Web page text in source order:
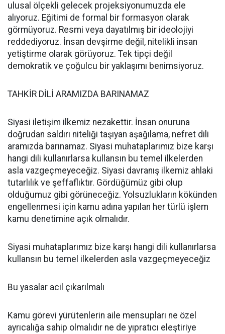
ulusal ölçekli gelecek projeksiyonumuzda ele
alıyoruz. Eğitimi de formal bir formasyon olarak
görmüyoruz. Resmi veya dayatılmış bir ideolojiyi
reddediyoruz. İnsan devşirme değil, nitelikli insan
yetiştirme olarak görüyoruz. Tek tipçi değil
demokratik ve çoğulcu bir yaklaşımı benimsiyoruz.
TAHKİR DİLİ ARAMIZDA BARINAMAZ
Siyasi iletişim ilkemiz nezakettir. İnsan onuruna
doğrudan saldırı niteliği taşıyan aşağılama, nefret dili
aramızda barınamaz. Siyasi muhataplarımız bize karşı
hangi dili kullanırlarsa kullansın bu temel ilkelerden
asla vazgeçmeyeceğiz. Siyasi davranış ilkemiz ahlaki
tutarlılık ve şeffaflıktır. Gördüğümüz gibi olup
olduğumuz gibi görüneceğiz. Yolsuzlukların kökünden
engellenmesi için kamu adına yapılan her türlü işlem
kamu denetimine açık olmalıdır.
Siyasi muhataplarımız bize karşı hangi dili kullanırlarsa
kullansın bu temel ilkelerden asla vazgeçmeyeceğiz
Bu yasalar acil çıkarılmalı
Kamu görevi yürütenlerin aile mensupları ne özel
ayrıcalığa sahip olmalıdır ne de yıpratıcı eleştiriye